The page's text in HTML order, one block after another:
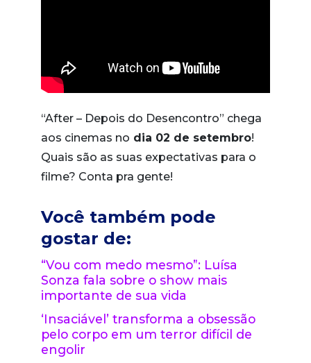
“After – Depois do Desencontro” chega
aos cinemas no dia 02 de setembro!
Quais são as suas expectativas para o
filme? Conta pra gente!
Você também pode
gostar de:
“Vou com medo mesmo”: Luísa
Sonza fala sobre o show mais
importante de sua vida
‘Insaciável’ transforma a obsessão
pelo corpo em um terror difícil de
engolir